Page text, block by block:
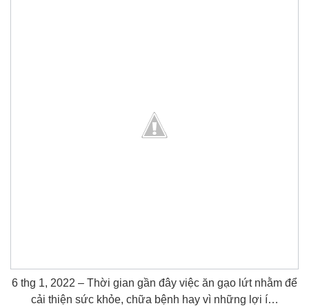
6 thg 1, 2022 – Thời gian gần đây việc ăn gạo lứt nhằm để
cải thiện sức khỏe, chữa bệnh hay vì những lợi í…